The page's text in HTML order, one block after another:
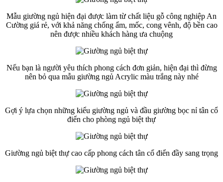
Mẫu giường ngủ hiện đại được làm từ chất liệu gỗ công nghiệp An
Cường giá rẻ, với khả năng chống ẩm, mốc, cong vênh, độ bền cao
nên được nhiều khách hàng ưa chuộng
Nếu bạn là người yêu thích phong cách đơn giản, hiện đại thì đừng
nên bỏ qua mẫu giường ngủ Acrylic màu trắng này nhé
Gợi ý lựa chọn những kiểu giường ngủ và đầu giường bọc nỉ tân cổ
điển cho phòng ngủ biệt thự
Giường ngủ biệt thự cao cấp phong cách tân cổ điển đầy sang trọng